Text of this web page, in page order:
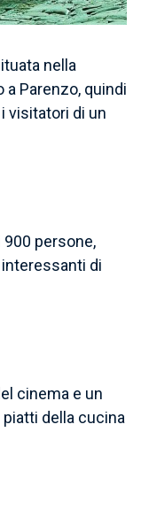
nella
Parenzo, quindi
visitatori di un
900 persone,
di
cinema e un
della cucina